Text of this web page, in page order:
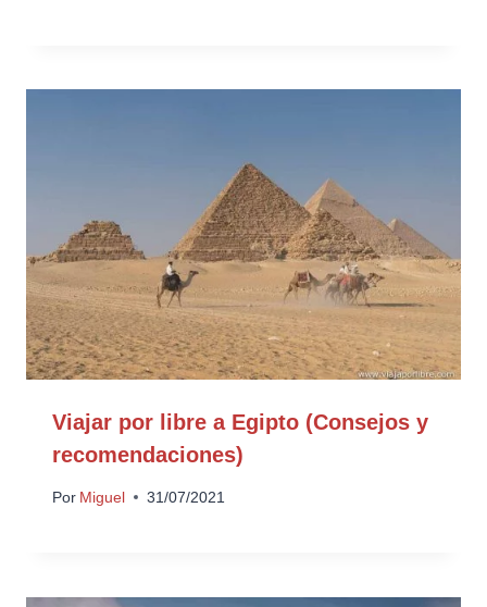
Viajar por libre a Egipto (Consejos y
recomendaciones)
Por Miguel 31/07/2021